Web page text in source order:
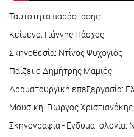
Ταυτότητα παράστασης:
Κείμενο: Γιάννης Πάσχος
Σκηνοθεσία: Ντίνος Ψυχογιός
Παίζει ο Δημήτρης Μαμιός
Δραματουργική επεξεργασία:
Μουσική: Γιώργος Χριστιανάκης
Σκηνογραφία - Ενδυματολογία: